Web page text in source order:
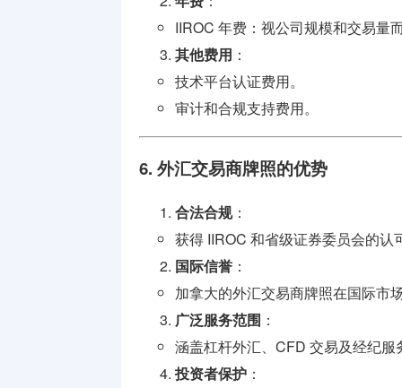
IIROC 年费：视公司规模和交易量
其他费用 ：
技术平台认证费用。
审计和合规支持费用。
6. 外汇交易商牌照的优势
合法合规：
获得 IIROC 和省级证券委员会的
国际信誉 ：
加拿大的外汇交易商牌照在国际市
广泛服务范围 ：
涵盖杠杆外汇、CFD 交易及经纪服
投资者保护 ：